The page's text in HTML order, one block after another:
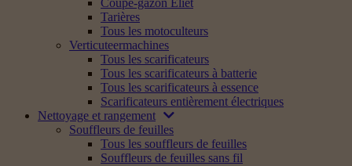
Coupe-gazon Eliet
Tarières
Tous les motoculteurs
Verticuteermachines
Tous les scarificateurs
Tous les scarificateurs à batterie
Tous les scarificateurs à essence
Scarificateurs entièrement électriques
Nettoyage et rangement
Souffleurs de feuilles
Tous les souffleurs de feuilles
Souffleurs de feuilles sans fil